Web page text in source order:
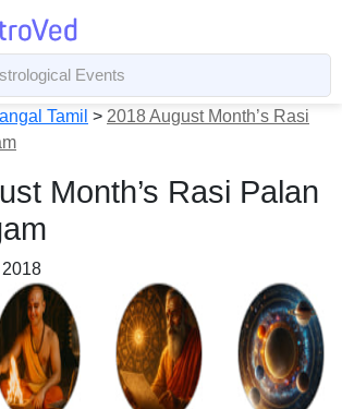
Tamil > 2018 August Month’s Rasi
Month’s Rasi Palan